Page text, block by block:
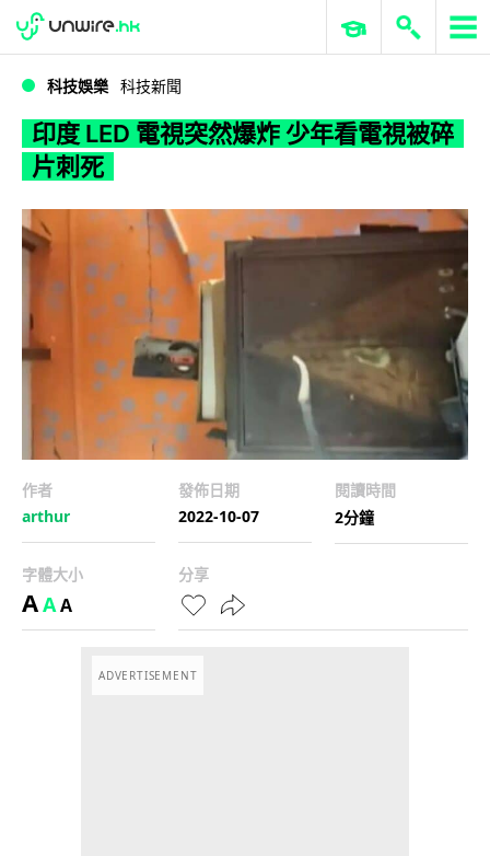
WWDC 2026 ERP 與商業 AI
科技娛樂 科技新聞
印度 LED 電視突然爆炸 少年看電視被碎
片刺死
作者
arthur
發佈日期
2022-10-07
閱讀時間
2分鐘
字體大小
AAA
分享
ADVERTISEMENT